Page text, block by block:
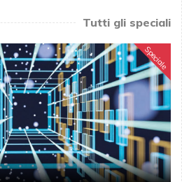
Tutti gli speciali
Speciale